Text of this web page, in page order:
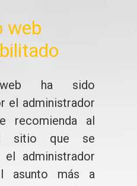
web
ha sido
el administrador
recomienda al
sitio que se
administrador
asunto más a